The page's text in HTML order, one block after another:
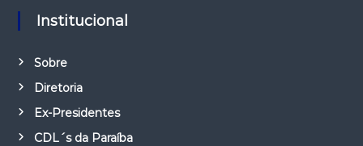
Institucional
Sobre
Diretoria
Ex-Presidentes
CDL´s da Paraíba